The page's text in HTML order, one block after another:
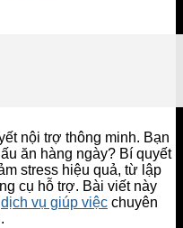
nội trợ thông minh. Bạn
ăn hàng ngày? Bí quyết
stress hiệu quả, từ lập
cụ hỗ trợ. Bài viết này
dịch vụ giúp việc chuyên